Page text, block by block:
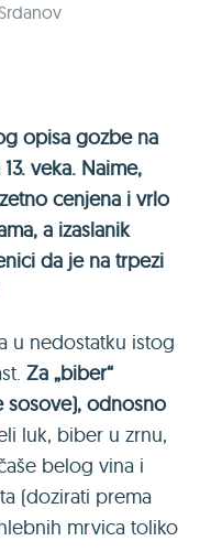
opisa gozbe na
veka. Naime,
cenjena i vrlo
a izaslanik
da je na trpezi
u nedostatku istog
Za „biber“
sosove), odnosno
luk, biber u zrnu,
belog vina i
(dozirati prema
mrvica toliko